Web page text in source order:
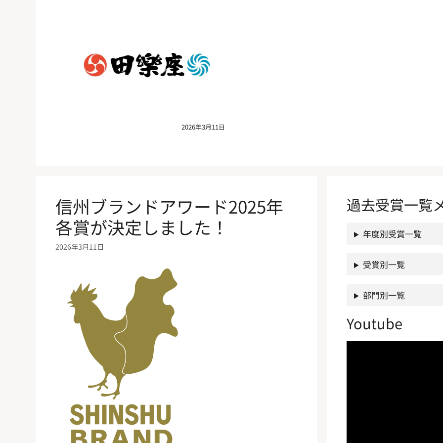
2026年3月11日
信州ブランドアワード2025年
各賞が決定しました！
2026年3月11日
過去受賞一覧
年度別受賞一覧
受賞別一覧
部門別一覧
Youtube